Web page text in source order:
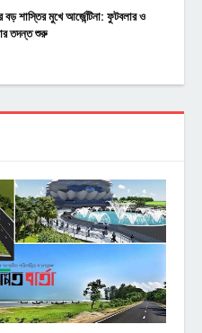
বড় শাস্তির মুখে আর্জেন্টিনা: ফুটবলার ও
তদন্ত শুরু